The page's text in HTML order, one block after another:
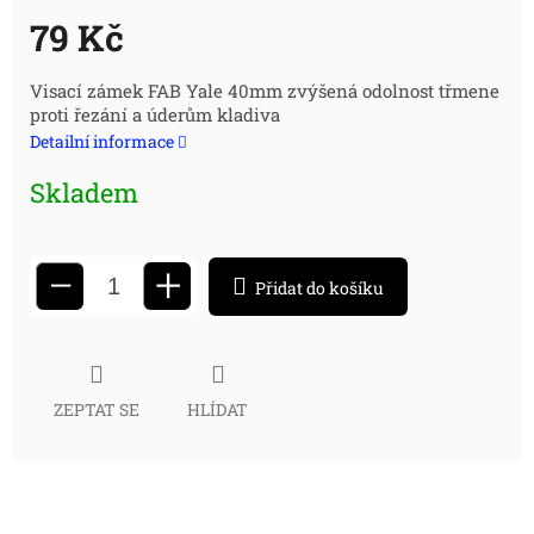
79 Kč
Měrná
cena:
Visací zámek FAB Yale 40mm zvýšená odolnost třmene
proti řezání a úderům kladiva
Detailní informace
Skladem
− + Přidat do košíku
ZEPTAT SE HLÍDAT